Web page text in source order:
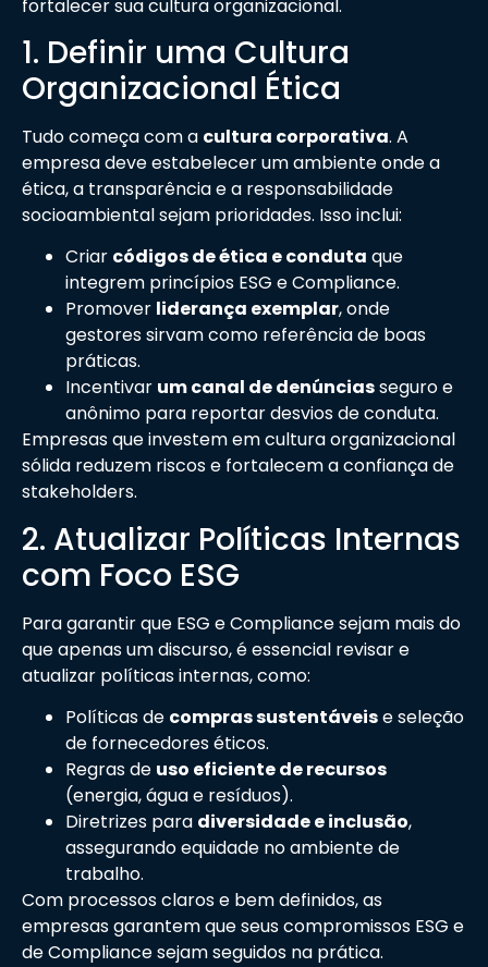
fortalecer sua cultura organizacional.
1. Definir uma Cultura
Organizacional Ética
Tudo começa com a cultura corporativa. A
empresa deve estabelecer um ambiente onde a
ética, a transparência e a responsabilidade
socioambiental sejam prioridades. Isso inclui:
Criar códigos de ética e conduta que
integrem princípios ESG e Compliance.
Promover liderança exemplar, onde
gestores sirvam como referência de boas
práticas.
Incentivar um canal de denúnciasseguro e
anônimo para reportar desvios de conduta.
Empresas que investem em cultura organizacional
sólida reduzem riscos e fortalecem a confiança de
stakeholders.
2. Atualizar Políticas Internas
com Foco ESG
Para garantir que ESG e Compliance sejam mais do
que apenas um discurso, é essencial revisar e
atualizar políticas internas, como:
Políticas de compras sustentáveise seleção
de fornecedores éticos.
Regras de uso eficiente de recursos
(energia, água e resíduos).
Diretrizes para diversidade e inclusão,
assegurando equidade no ambiente de
trabalho.
Com processos claros e bem definidos, as
empresas garantem que seus compromissos ESG e
de Compliance sejam seguidos na prática.